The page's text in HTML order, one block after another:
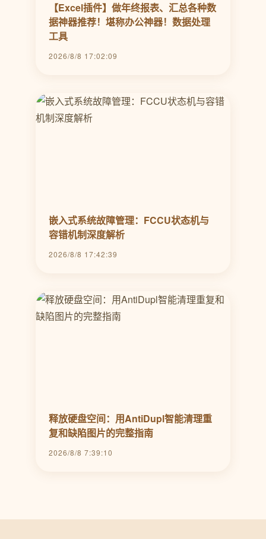
【Excel插件】做年终报表、汇总各种数
据神器推荐！堪称办公神器！数据处理
工具
2026/8/8 17:02:09
嵌入式系统故障管理：FCCU状态机与
容错机制深度解析
2026/8/8 17:42:39
释放硬盘空间：用AntiDupl智能清理重
复和缺陷图片的完整指南
2026/8/8 7:39:10